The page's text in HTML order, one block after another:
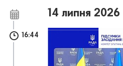
14 липня 2026
16:44